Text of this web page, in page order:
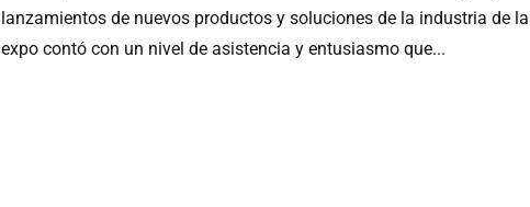
lanzamientos de nuevos productos y soluciones de la industria de
expo contó con un nivel de asistencia y entusiasmo que...